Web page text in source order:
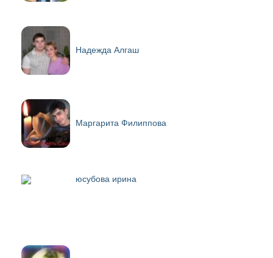
Надежда Алгаш
Маргарита Филиппова
юсубова ирина